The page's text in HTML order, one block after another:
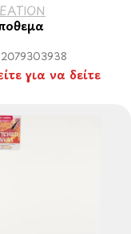
για να δείτε